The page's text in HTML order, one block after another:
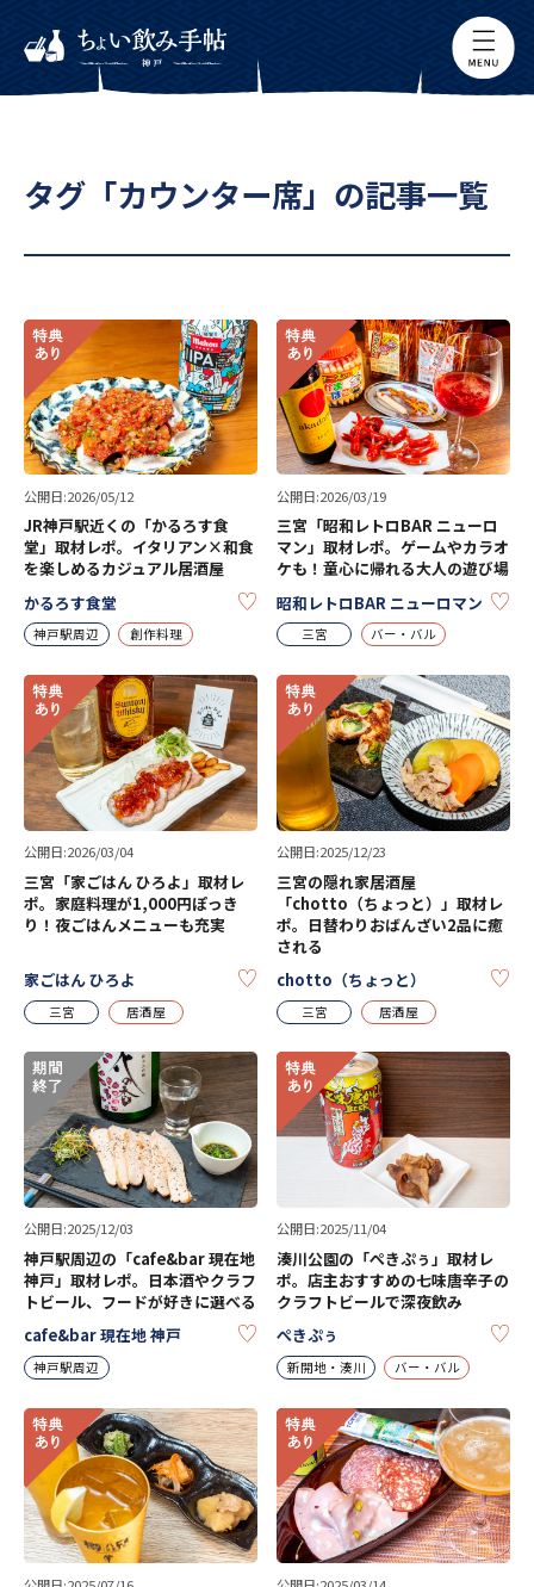
タグ「カウンター席」の記事一覧
公開日:2026/05/12
JR神戸駅近くの「かるろす食
堂」取材レポ。イタリアン×和食
を楽しめるカジュアル居酒屋
かるろす食堂
KEEP
神戸駅周辺 創作料理
公開日:2026/03/19
三宮「昭和レトロBAR ニューロ
マン」取材レポ。ゲームやカラオ
ケも！童心に帰れる大人の遊び場
昭和レトロBAR ニューロマン
三宮 バー・バル
公開日:2026/03/04
三宮「家ごはん ひろよ」取材レ
ポ。家庭料理が1,000円ぽっき
り！夜ごはんメニューも充実
家ごはん ひろよ KEEP
三宮 居酒屋
公開日:2025/12/23
三宮の隠れ家居酒屋
「chotto（ちょっと）」取材レ
ポ。日替わりおばんざい2品に癒
される
chotto（ちょっと）
三宮 居酒屋
公開日:2025/12/03
神戸駅周辺の「cafe&bar 現在地
神戸」取材レポ。日本酒やクラフ
トビール、フードが好きに選べる
cafe&bar 現在地 神戸
KEEP
神戸駅周辺
公開日:2025/11/04
湊川公園の「ぺきぷぅ」取材レ
ポ。店主おすすめの七味唐辛子の
クラフトビールで深夜飲み
ぺきぷぅ
新開地・湊川 バー・バル